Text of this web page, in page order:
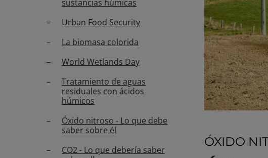
sustancias húmicas
Urban Food Security
La biomasa colorida
World Wetlands Day
Tratamiento de aguas
residuales con ácidos
húmicos
Óxido nitroso - Lo que debe
saber sobre él
CO2 - Lo que debería saber
ÓXIDO